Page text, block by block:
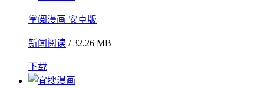
掌阅漫画 安卓版
新闻阅读 / 32.26 MB
下载